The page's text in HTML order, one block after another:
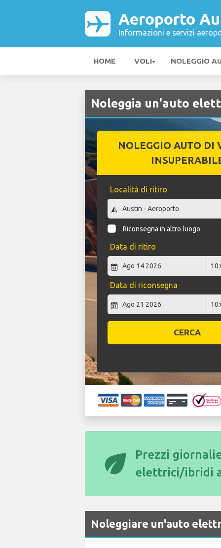
Aeroporto
Informazioni e servizi
HOME VOLI NOLEGGIO
Noleggia un'auto
NOLEGGIO AUTO DI
Località di ritiro
Riconsegna in altro luogo
Data di ritiro
Data di riconsegna
CERCA
eco
Prezzi
elettrici/ibridi
Noleggiare un'auto